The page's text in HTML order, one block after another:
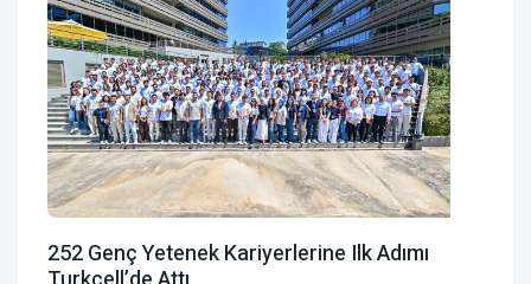
252 Genç Yetenek Kariyerlerine Ilk Adımı